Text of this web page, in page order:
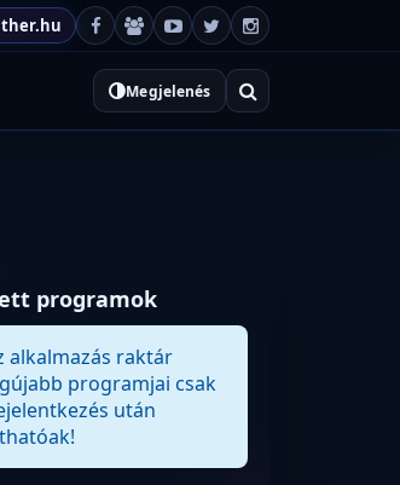
Megjelenés
programok
alkalmazás raktár
programjai csak
után